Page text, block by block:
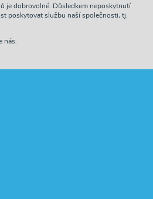
je dobrovolné. Důsledkem neposkytnutí
poskytovat službu naší společnosti, tj.
nás.